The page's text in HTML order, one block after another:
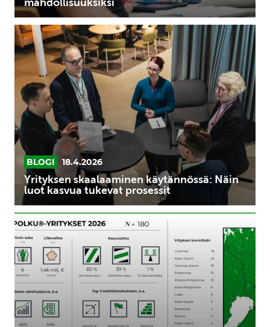
mahdollisuuksiksi
Yrityksen
skaalaaminen
käytännössä:
Näin
luot
kasvua
tukevat
prosessit
BLOGI 18.4.2026
Yrityksen skaalaaminen käytännössä: Näin
luot kasvua tukevat prosessit
180
kasvun
nälkäistä
yritystä
ottaa
seuraavan
askeleen
Kasvupolku-